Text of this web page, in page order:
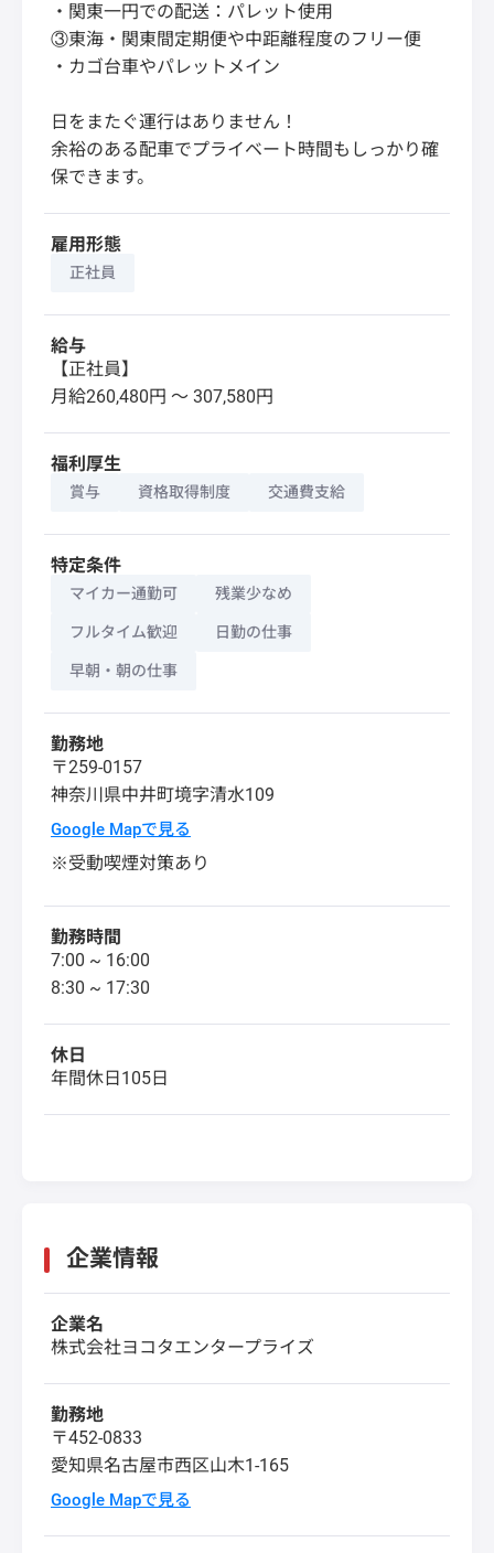
・関東一円での配送：パレット使用
③東海・関東間定期便や中距離程度のフリー便
・カゴ台車やパレットメイン
日をまたぐ運行はありません！
余裕のある配車でプライベート時間もしっかり確
保できます。
雇用形態
正社員
給与
【正社員】
月給260,480円 〜 307,580円
福利厚生
賞与 資格取得制度 交通費支給
特定条件
マイカー通勤可 残業少なめ
フルタイム歓迎 日勤の仕事
早朝・朝の仕事
勤務地
〒259-0157
神奈川県中井町境字清水109
Google Mapで見る
※受動喫煙対策あり
勤務時間
7:00 ~ 16:00
8:30 ~ 17:30
休日
年間休日105日
企業情報
企業名
株式会社ヨコタエンタープライズ
勤務地
〒452-0833
愛知県名古屋市西区山木1-165
Google Mapで見る